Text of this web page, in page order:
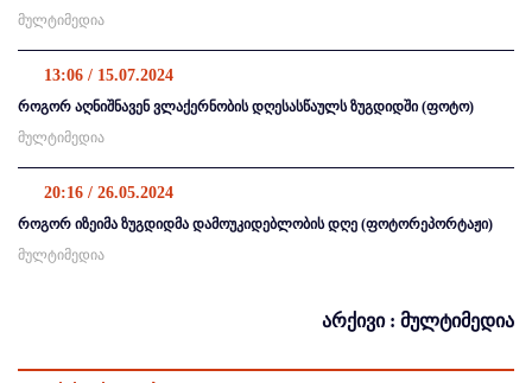
მულტიმედია
13:06 / 15.07.2024
როგორ აღნიშნავენ ვლაქერნობის დღესასწაულს ზუგდიდში (ფოტო)
მულტიმედია
20:16 / 26.05.2024
როგორ იზეიმა ზუგდიდმა დამოუკიდებლობის დღე (ფოტორეპორტაჟი)
მულტიმედია
არქივი : მულტიმედია